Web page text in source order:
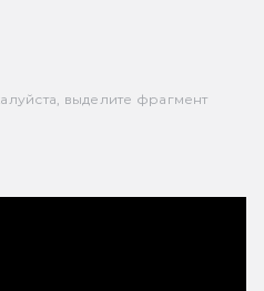
выделите фрагмент